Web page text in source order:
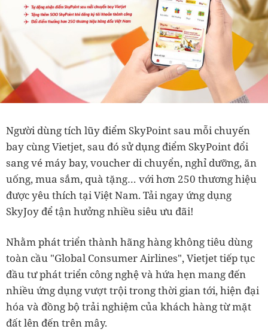
Người dùng tích lũy điểm SkyPoint sau mỗi chuyến
bay cùng Vietjet, sau đó sử dụng điểm SkyPoint đổi
sang vé máy bay, voucher di chuyển, nghỉ dưỡng, ăn
uống, mua sắm, quà tặng… với hơn 250 thương hiệu
được yêu thích tại Việt Nam. Tải ngay ứng dụng
SkyJoy để tận hưởng nhiều siêu ưu đãi!
Nhằm phát triển thành hãng hàng không tiêu dùng
toàn cầu "Global Consumer Airlines", Vietjet tiếp tục
đầu tư phát triển công nghệ và hứa hẹn mang đến
nhiều ứng dụng vượt trội trong thời gian tới, hiện đại
hóa và đồng bộ trải nghiệm của khách hàng từ mặt
đất lên đến trên mây.